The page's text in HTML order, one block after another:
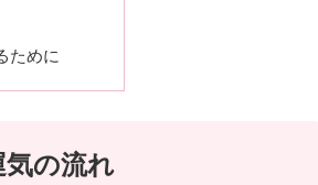
ために
気の流れ